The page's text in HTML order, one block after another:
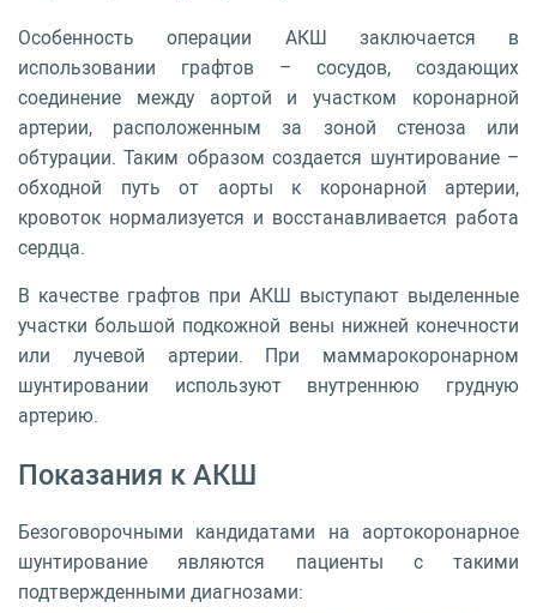
Особенность операции АКШ заключается в
использовании графтов – сосудов, создающих
соединение между аортой и участком коронарной
артерии, расположенным за зоной стеноза или
обтурации. Таким образом создается шунтирование –
обходной путь от аорты к коронарной артерии,
кровоток нормализуется и восстанавливается работа
сердца.
В качестве графтов при АКШ выступают выделенные
участки большой подкожной вены нижней конечности
или лучевой артерии. При маммарокоронарном
шунтировании используют внутреннюю грудную
артерию.
Показания к АКШ
Безоговорочными кандидатами на аортокоронарное
шунтирование являются пациенты с такими
подтвержденными диагнозами: